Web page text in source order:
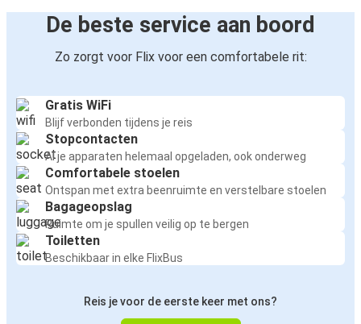
De beste service aan boord
Zo zorgt voor Flix voor een comfortabele rit:
Gratis WiFi
Blijf verbonden tijdens je reis
Stopcontacten
Al je apparaten helemaal opgeladen, ook onderweg
Comfortabele stoelen
Ontspan met extra beenruimte en verstelbare stoelen
Bagageopslag
Ruimte om je spullen veilig op te bergen
Toiletten
Beschikbaar in elke FlixBus
Reis je voor de eerste keer met ons?